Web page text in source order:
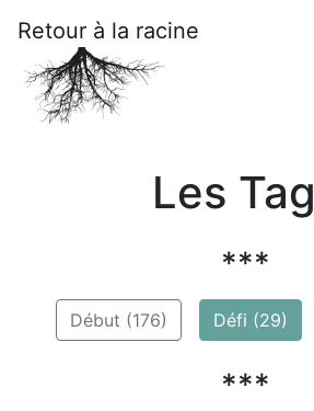
Retour à la racine
Les
***
Début (176) Défi (29)
***